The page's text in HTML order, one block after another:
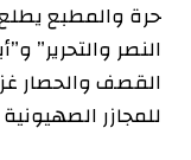
حرة والمطبع
النصر والتحرير”
القصف والحصار
للمجازر